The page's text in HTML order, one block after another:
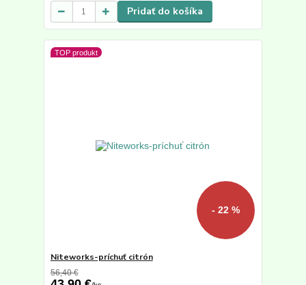
Pridať do košíka
TOP produkt
- 22 %
Niteworks-príchuť citrón
56,40 €